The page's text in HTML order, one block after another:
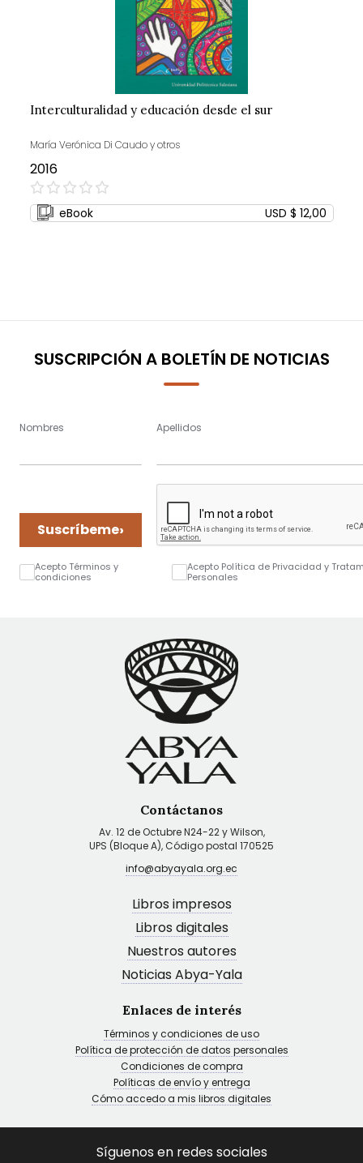
Interculturalidad y educación desde el sur
María Verónica Di Caudo y otros
2016
0%
eBook USD $ 12,00
SUSCRIPCIÓN A BOLETÍN DE NOTICIAS
Nombres Apellidos
Suscríbeme›
Acepto Términos y
condiciones
Acepto Política de Privacidad y
Personales
Contáctanos
Av. 12 de Octubre N24-22 y Wilson,
UPS (Bloque A), Código postal 170525
info@abyayala.org.ec
Libros impresos
Libros digitales
Nuestros autores
Noticias Abya-Yala
Enlaces de interés
Términos y condiciones de uso
Política de protección de datos personales
Condiciones de compra
Políticas de envío y entrega
Cómo accedo a mis libros digitales
Síguenos en redes sociales